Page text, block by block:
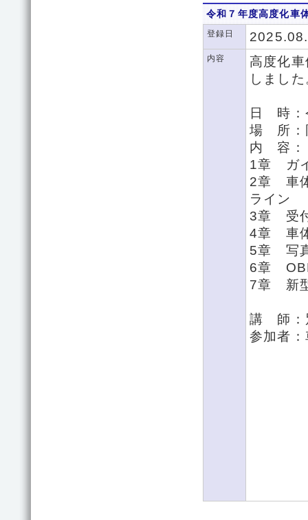
令和７年度高度化車
登録日
内容
高度化
しまし
日 時：
場 所：
内 容：
1章 ガ
2章 車
ライン
3章 受
4章 車
5章 写
6章
7章 新
講 師：
参加者